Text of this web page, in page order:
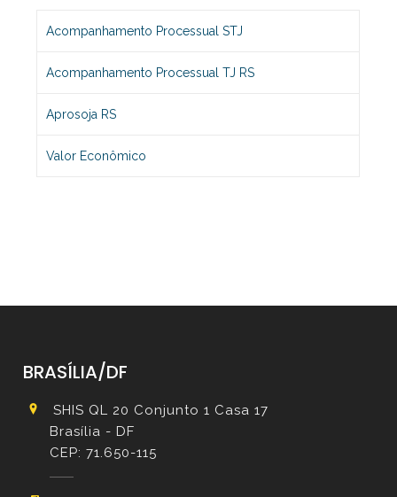
Acompanhamento Processual STJ
Acompanhamento Processual TJ RS
Aprosoja RS
Valor Econômico
BRASÍLIA/DF
SHIS QL 20 Conjunto 1 Casa 17
Brasília - DF
CEP: 71.650-115